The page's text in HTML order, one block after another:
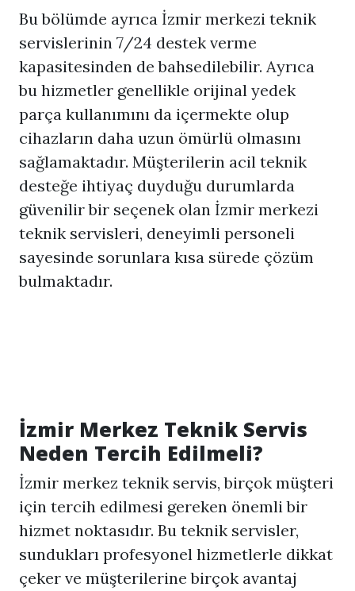
Bu bölümde ayrıca İzmir merkezi teknik
servislerinin 7/24 destek verme
kapasitesinden de bahsedilebilir. Ayrıca
bu hizmetler genellikle orijinal yedek
parça kullanımını da içermekte olup
cihazların daha uzun ömürlü olmasını
sağlamaktadır. Müşterilerin acil teknik
desteğe ihtiyaç duyduğu durumlarda
güvenilir bir seçenek olan İzmir merkezi
teknik servisleri, deneyimli personeli
sayesinde sorunlara kısa sürede çözüm
bulmaktadır.
İzmir Merkez Teknik Servis
Neden Tercih Edilmeli?
İzmir merkez teknik servis, birçok müşteri
için tercih edilmesi gereken önemli bir
hizmet noktasıdır. Bu teknik servisler,
sundukları profesyonel hizmetlerle dikkat
çeker ve müşterilerine birçok avantaj